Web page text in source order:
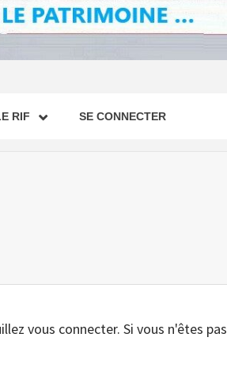
RIF SE CONNECTER
vous connecter. Si vous n'êtes pas